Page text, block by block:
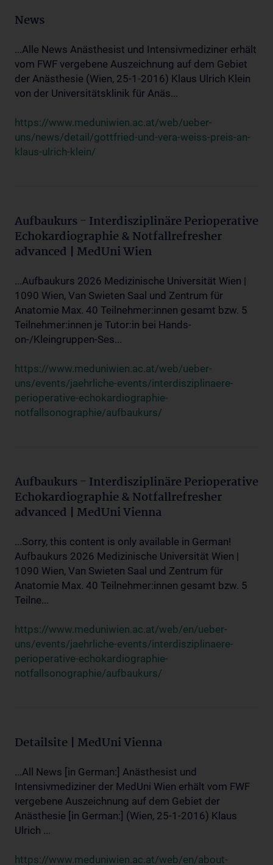
News
...Alle News Anästhesist und Intensivmediziner erhält
vom FWF vergebene Auszeichnung auf dem Gebiet
der Anästhesie (Wien, 25-1-2016) Klaus Ulrich Klein
von der Universitätsklinik für Anäs...
https://www.meduniwien.ac.at/web/ueber-
uns/news/detail/gottfried-und-vera-weiss-preis-an-
klaus-ulrich-klein/
Aufbaukurs - Interdisziplinäre Perioperative
Echokardiographie & Notfallrefresher
advanced | MedUni Wien
...Aufbaukurs 2026 Medizinische Universität Wien |
1090 Wien, Van Swieten Saal und Zentrum für
Anatomie Max. 40 Teilnehmer:innen gesamt bzw. 5
Teilnehmer:innen je Tutor:in bei Hands-
on-/Kleingruppen-Ses...
https://www.meduniwien.ac.at/web/ueber-
uns/events/jaehrliche-events/interdisziplinaere-
perioperative-echokardiographie-
notfallsonographie/aufbaukurs/
Aufbaukurs - Interdisziplinäre Perioperative
Echokardiographie & Notfallrefresher
advanced | MedUni Vienna
...Sorry, this content is only available in German!
Aufbaukurs 2026 Medizinische Universität Wien |
1090 Wien, Van Swieten Saal und Zentrum für
Anatomie Max. 40 Teilnehmer:innen gesamt bzw. 5
Teilne...
https://www.meduniwien.ac.at/web/en/ueber-
uns/events/jaehrliche-events/interdisziplinaere-
perioperative-echokardiographie-
notfallsonographie/aufbaukurs/
Detailsite | MedUni Vienna
...All News [in German:] Anästhesist und
Intensivmediziner der MedUni Wien erhält vom FWF
vergebene Auszeichnung auf dem Gebiet der
Anästhesie [in German:] (Wien, 25-1-2016) Klaus
Ulrich ...
https://www.meduniwien.ac.at/web/en/about-